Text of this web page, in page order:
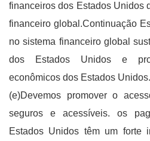
financeiros dos Estados Unidos
financeiro global.Continuação
no sistema financeiro global
dos Estados Unidos e
econômicos dos Estados Unidos.
(e)Devemos promover o
seguros e acessíveis. os
Estados Unidos têm um forte